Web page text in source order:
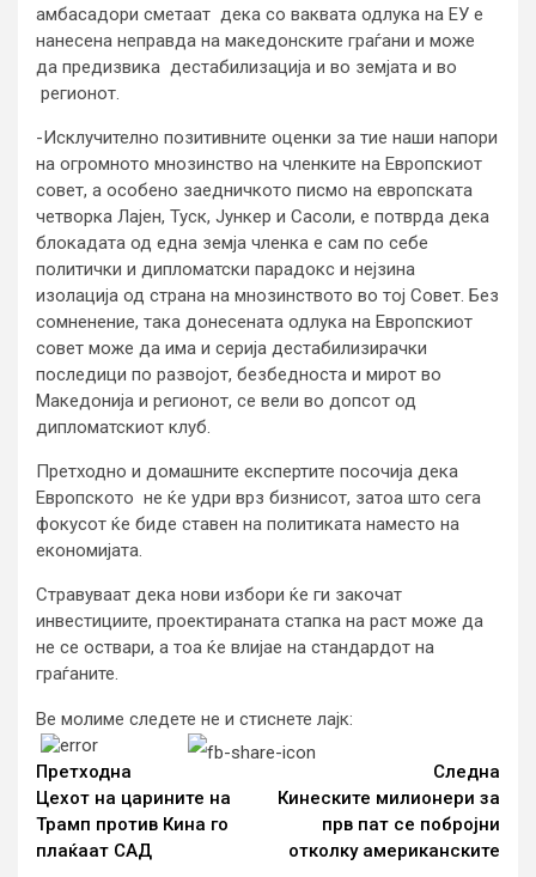
амбасадори сметаат дека со ваквата одлука на ЕУ е
нанесена неправда на македонските граѓани и може
да предизвика дестабилизација и во земјата и во
регионот.
-Исклучително позитивните оценки за тие наши напори
на огромното мнозинство на членките на Европскиот
совет, а особено заедничкото писмо на европската
четворка Лајен, Туск, Јункер и Сасоли, е потврда дека
блокадата од една земја членка е сам по себе
политички и дипломатски парадокс и нејзина
изолација од страна на мнозинството во тој Совет. Без
сомненение, така донесената одлука на Европскиот
совет може да има и серија дестабилизирачки
последици по развојот, безбедноста и мирот во
Македонија и регионот, се вели во допсот од
дипломатскиот клуб.
Претходно и домашните експертите посочија дека
Европското не ќе удри врз бизнисот, затоа што сега
фокусот ќе биде ставен на политиката наместо на
економијата.
Стравуваат дека нови избори ќе ги закочат
инвестициите, проектираната стапка на раст може да
не се оствари, а тоа ќе влијае на стандардот на
граѓаните.
Ве молиме следете не и стиснете лајк:
Continue
Reading
Претходна
Цехот на царините на
Трамп против Кина го
плаќаат САД
Следна
Кинеските милионери за
прв пат се побројни
отколку американските